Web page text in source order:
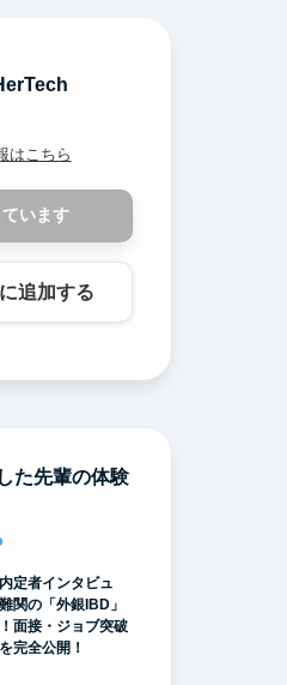
はこちら
います
追加する
た先輩の体験
内定者インタビュ
関の「外銀IBD」
面接・ジョブ突破
完全公開！